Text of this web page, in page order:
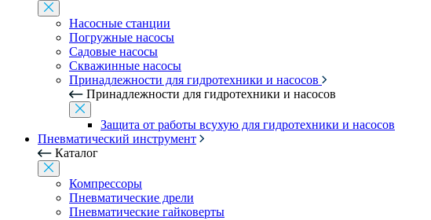
Насосные станции
Погружные насосы
Садовые насосы
Скважинные насосы
Принадлежности для гидротехники и насосов
Принадлежности для гидротехники и насосов
Защита от работы всухую для гидротехники и насосов
Пневматический инструмент
Каталог
Компрессоры
Пневматические дрели
Пневматические гайковерты